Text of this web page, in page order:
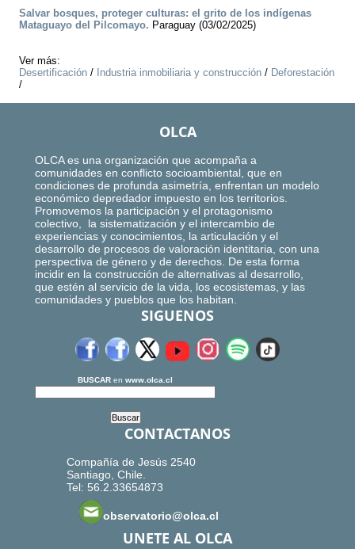
Salvar bosques, proteger culturas: el grito de los indígenas
Mataguayo del Pilcomayo. Paraguay (03/02/2025)
Ver más:
Desertificación / Industria inmobiliaria y construcción / Deforestación
/
OLCA
OLCA es una organización que acompaña a
comunidades en conflicto socioambiental, que en
condiciones de profunda asimetría, enfrentan un modelo
económico depredador impuesto en los territorios.
Promovemos la participación y el protagonismo
colectivo, la sistematización y el intercambio de
experiencias y conocimientos, la articulación y el
desarrollo de procesos de valoración identitaria, con una
perspectiva de género y de derechos. De esta forma
incidir en la construcción de alternativas al desarrollo,
que estén al servicio de la vida, los ecosistemas, y las
comunidades y pueblos que los habitan.
SIGUENOS
BUSCAR en www.olca.cl
CONTACTANOS
Compañía de Jesús 2540
Santiago, Chile.
Tel: 56.2.33654873
observatorio@olca.cl
UNETE AL OLCA